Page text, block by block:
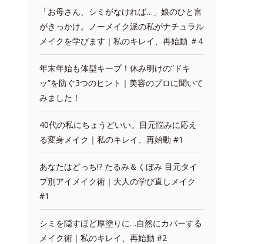
「お母さん、シミがなければ…」娘のひと言
がきっかけ。ノーメイク派の私がナチュラル
メイクを学びます｜私のキレイ、再始動 ＃4
年末年始も体型キープ！休み明けの“ドキ
ッ”を防ぐ3つのヒント｜美容のプロに聞いて
みました！
40代の私にちょうどいい。目元悩みに応え
る変身メイク｜私のキレイ、再始動 #1
あなたはどっち!? たるみ＆くぼみ 目元タイ
プ別アイメイク術｜大人の学び直しメイク
#1
シミを隠すほど厚塗りに…自然にカバーする
メイク術｜私のキレイ、再始動 #2